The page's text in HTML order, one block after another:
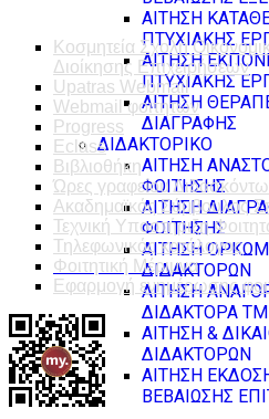
ΑΙΤΗΣΗ
ΠΤΥΧΙΑΚΗΣ
ΑΙΤΗΣΗ
ΠΤΥΧΙΑΚΗΣ
ΑΙΤΗΣΗ
ΔΙΑΓΡΑΦΗΣ
ΔΙΔΑΚΤΟΡΙΚΟ
ΑΙΤΗΣΗ
ΦΟΙΤΗΣΗΣ
ΑΙΤΗΣΗ
ΦΟΙΤΗΣΗΣ
ΑΙΤΗΣΗ
ΔΙΔΑΚΤΟΡΩΝ
ΑΙΤΗΣΗ
ΔΙΔΑΚΤΟΡΑ
ΑΙΤΗΣΗ &
ΔΙΔΑΚΤΟΡΩΝ
ΑΙΤΗΣΗ
ΒΕΒΑΙΩΣΗΣ
Κοσμητεία Σχολή
Διοίκησης Επιχειρήσεων
Upatras Webmail
Webmail φοιτητών
Progress
Eclass
Βιβλιοθήκη
Ώρες γραφείου
Ακαδημαϊκός Σύμβουλος
Τεχνική Υποστήριξη
Τηλεφωνικός κατάλογος
Φοιτητική Μέριμνα
Εφαρμογή ενημέρωσης